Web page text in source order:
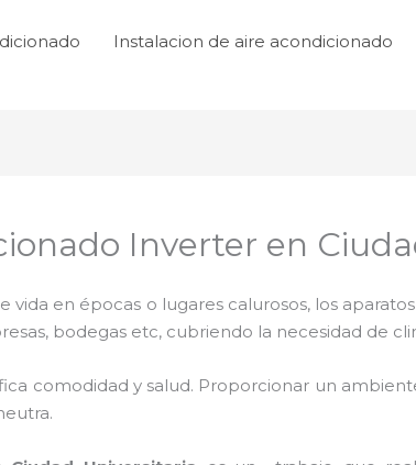
Instalacion de aire acondicionado
Inverter en
en épocas o lugares calurosos, los
bodegas etc, cubriendo la necesidad de
comodidad y salud. Proporcionar un